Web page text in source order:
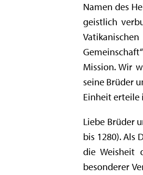
Namen des
geistlich
Mission. Wir
seine Brüder
Einheit erteile
Liebe Brüder
bis 1280). Als
die Weisheit
besonderer